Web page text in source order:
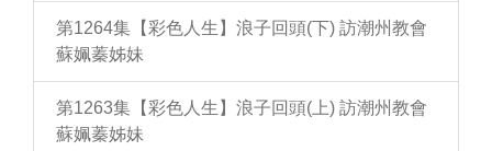
第1264集【彩色人生】浪子回頭(下) 訪潮州教會
蘇姵蓁姊妹
第1263集【彩色人生】浪子回頭(上) 訪潮州教會
蘇姵蓁姊妹